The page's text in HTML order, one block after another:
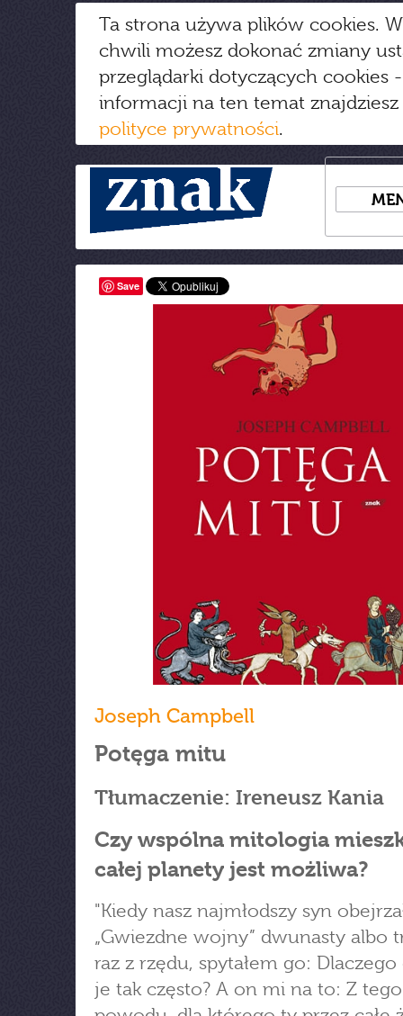
Ta strona używa plików cookies.
chwili możesz dokonać zmiany
przeglądarki dotyczących cookies
informacji na ten temat
polityce prywatności.
Save
Joseph Campbell
Potęga mitu
Tłumaczenie: Ireneusz Kania
Czy wspólna mitologia
całej planety jest możliwa?
"Kiedy nasz najmłodszy syn
„Gwiezdne wojny” dwunasty albo
raz z rzędu, spytałem go: Dlaczego
je tak często? A on mi na to: Z